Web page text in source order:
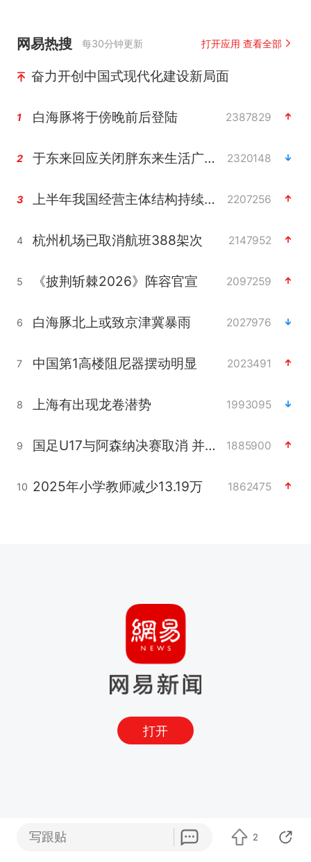
网易热搜 每30分钟更新 打开应用 查看全部
奋力开创中国式现代化建设新局面
1 白海豚将于傍晚前后登陆 2387829
2 于东来回应关闭胖东来生活广场店 2320148
3 上半年我国经营主体结构持续优化 2207256
4 杭州机场已取消航班388架次 2147952
5 《披荆斩棘2026》阵容官宣 2097259
6 白海豚北上或致京津冀暴雨 2027976
7 中国第1高楼阻尼器摆动明显 2023491
8 上海有出现龙卷潜势 1993095
9 国足U17与阿森纳决赛取消 并列冠军 1885900
10 2025年小学教师减少13.19万 1862475
打开
写跟贴 2